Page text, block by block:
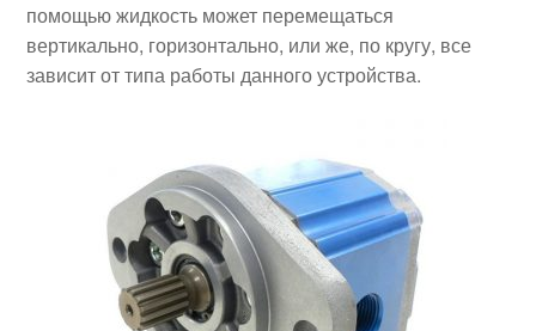
помощью жидкость может перемещаться
вертикально, горизонтально, или же, по кругу, все
зависит от типа работы данного устройства.